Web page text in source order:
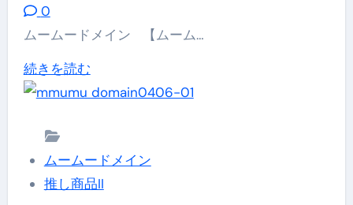
つ
て
く
読
界
最
適
彩
で
0
ムームードメイン 【ムーム…
続きを読む【ム
ー
ド
メ
ムームードメイン
推し商品II